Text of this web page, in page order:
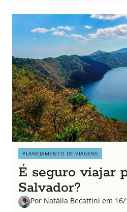
PLANEJAMENTO DE VIAGENS
É seguro viajar
Salvador?
Por Natália Becattini em